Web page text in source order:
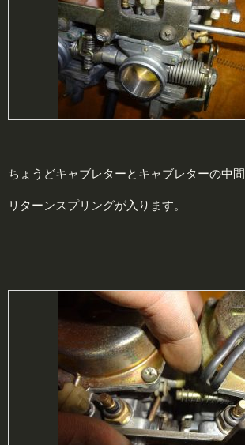
ちょうどキャブレターとキャブレターの中
リターンスプリングが入ります。